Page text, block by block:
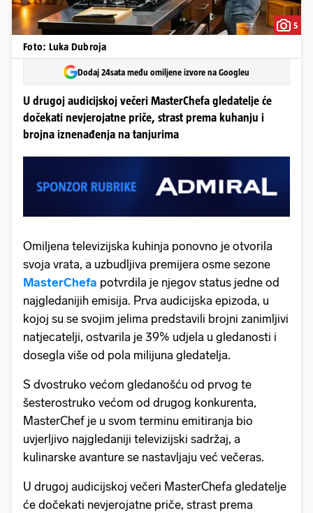
5
Foto: Luka Dubroja
Dodaj 24sata među omiljene izvore na Googleu
U drugoj audicijskoj večeri MasterChefa gledatelje će
dočekati nevjerojatne priče, strast prema kuhanju i
brojna iznenađenja na tanjurima
Omiljena televizijska kuhinja ponovno je otvorila
svoja vrata, a uzbudljiva premijera osme sezone
MasterChefa potvrdila je njegov status jedne od
najgledanijih emisija. Prva audicijska epizoda, u
kojoj su se svojim jelima predstavili brojni zanimljivi
natjecatelji, ostvarila je 39% udjela u gledanosti i
dosegla više od pola milijuna gledatelja.
S dvostruko većom gledanošću od prvog te
šesterostruko većom od drugog konkurenta,
MasterChef je u svom terminu emitiranja bio
uvjerljivo najgledaniji televizijski sadržaj, a
kulinarske avanture se nastavljaju već večeras.
U drugoj audicijskoj večeri MasterChefa gledatelje
će dočekati nevjerojatne priče, strast prema